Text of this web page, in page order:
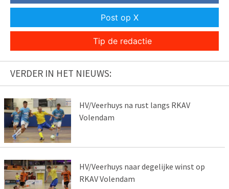
Post op X
Tip de redactie
VERDER IN HET NIEUWS:
HV/Veerhuys na rust langs RKAV
Volendam
HV/Veerhuys naar degelijke winst op
RKAV Volendam